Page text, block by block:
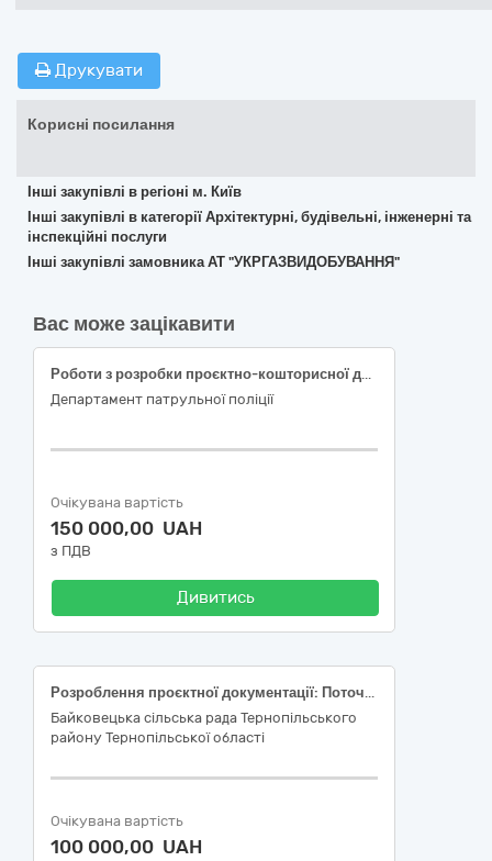
Друкувати
Корисні посилання
Інші закупівлі в регіоні м. Київ
Інші закупівлі в категорії Архітектурні, будівельні, інженерні та
інспекційні послуги
Інші закупівлі замовника АТ "УКРГАЗВИДОБУВАННЯ"
Вас може зацікавити
Роботи з розробки проєктно-кошторисної документації на об'єкт: «Капітальний ремонт приміщень цокольного поверху адміністративної будівлі управління патрульної поліції в Запорізькій області Департаменту патрульної поліції за адресою: вул. Перемоги, 96, м. Запоріжжя. Коригування»
Департамент патрульної поліції
Очікувана вартість
150 000,00 UAH
з ПДВ
Дивитись
Розроблення проєктної документації: Поточний ремонт під’їзду по вулиці Зарічна до Соборненської гімназії ім. Володимира Гарматія Байковецької сільської ради Тернопільського району Тернопільської області у с. Соборне Тернопільського району Тернопільської області
Байковецька сільська рада Тернопільського
району Тернопільської області
Очікувана вартість
100 000,00 UAH